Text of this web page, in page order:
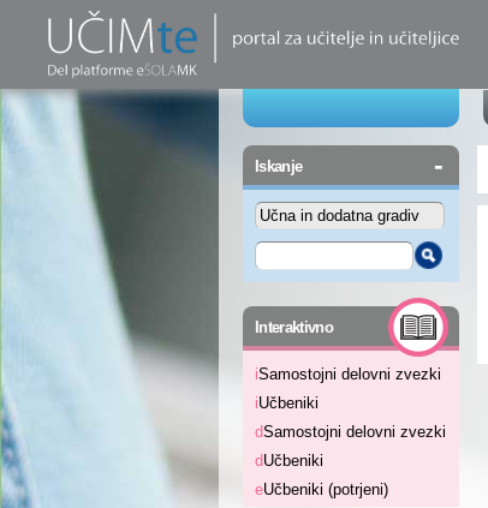
Iskanje -
Interaktivno -
iSamostojni delovni zvezki
iUčbeniki
dSamostojni delovni zvezki
dUčbeniki
eUčbeniki (potrjeni)